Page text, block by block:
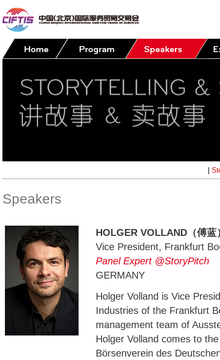
|
Speakers
HOLGER VOLLAND（傅蓝
Vice President, Frankfurt
Panel Expert @StoryPitch
GERMANY
Holger Volland is Vice
Industries of the Frankfurt
management team of
Holger Volland comes to
Börsenverein des